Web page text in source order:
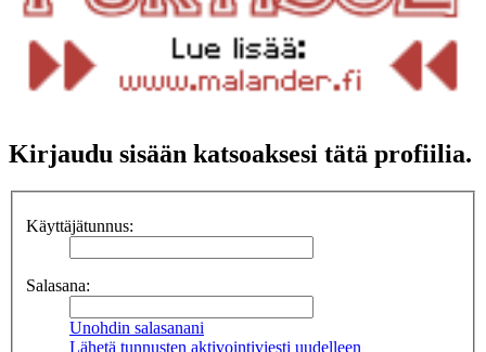
Kirjaudu sisään katsoaksesi tätä profiilia.
Käyttäjätunnus:
Salasana:
Unohdin salasanani
Lähetä tunnusten aktivointiviesti uudelleen